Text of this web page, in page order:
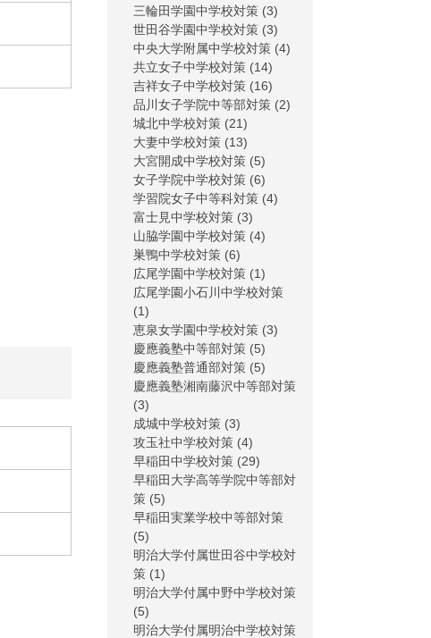
三輪田学園中学校対策 (3)
世田谷学園中学校対策 (3)
中央大学附属中学校対策 (4)
共立女子中学校対策 (14)
吉祥女子中学校対策 (16)
品川女子学院中等部対策 (2)
城北中学校対策 (21)
大妻中学校対策 (13)
大宮開成中学校対策 (5)
女子学院中学校対策 (6)
学習院女子中等科対策 (4)
富士見中学校対策 (3)
山脇学園中学校対策 (4)
巣鴨中学校対策 (6)
広尾学園中学校対策 (1)
広尾学園小石川中学校対策
(1)
恵泉女学園中学校対策 (3)
慶應義塾中等部対策 (5)
慶應義塾普通部対策 (5)
慶應義塾湘南藤沢中等部対策
(3)
成城中学校対策 (3)
攻玉社中学校対策 (4)
早稲田中学校対策 (29)
早稲田大学高等学院中等部対
策 (5)
早稲田実業学校中等部対策
(5)
明治大学付属世田谷中学校対
策 (1)
明治大学付属中野中学校対策
(5)
明治大学付属明治中学校対策